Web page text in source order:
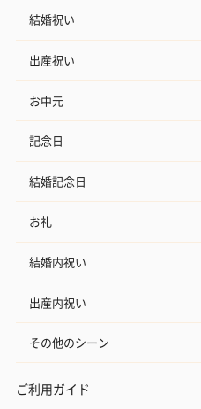
結婚祝い
出産祝い
お中元
記念日
結婚記念日
お礼
結婚内祝い
出産内祝い
その他のシーン
ご利用ガイド